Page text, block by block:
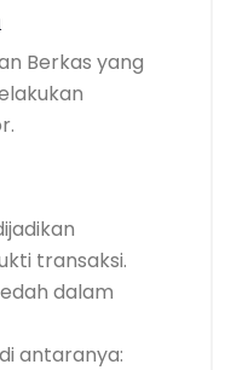
Berkas yang
transaksi.
dalam
antaranya: